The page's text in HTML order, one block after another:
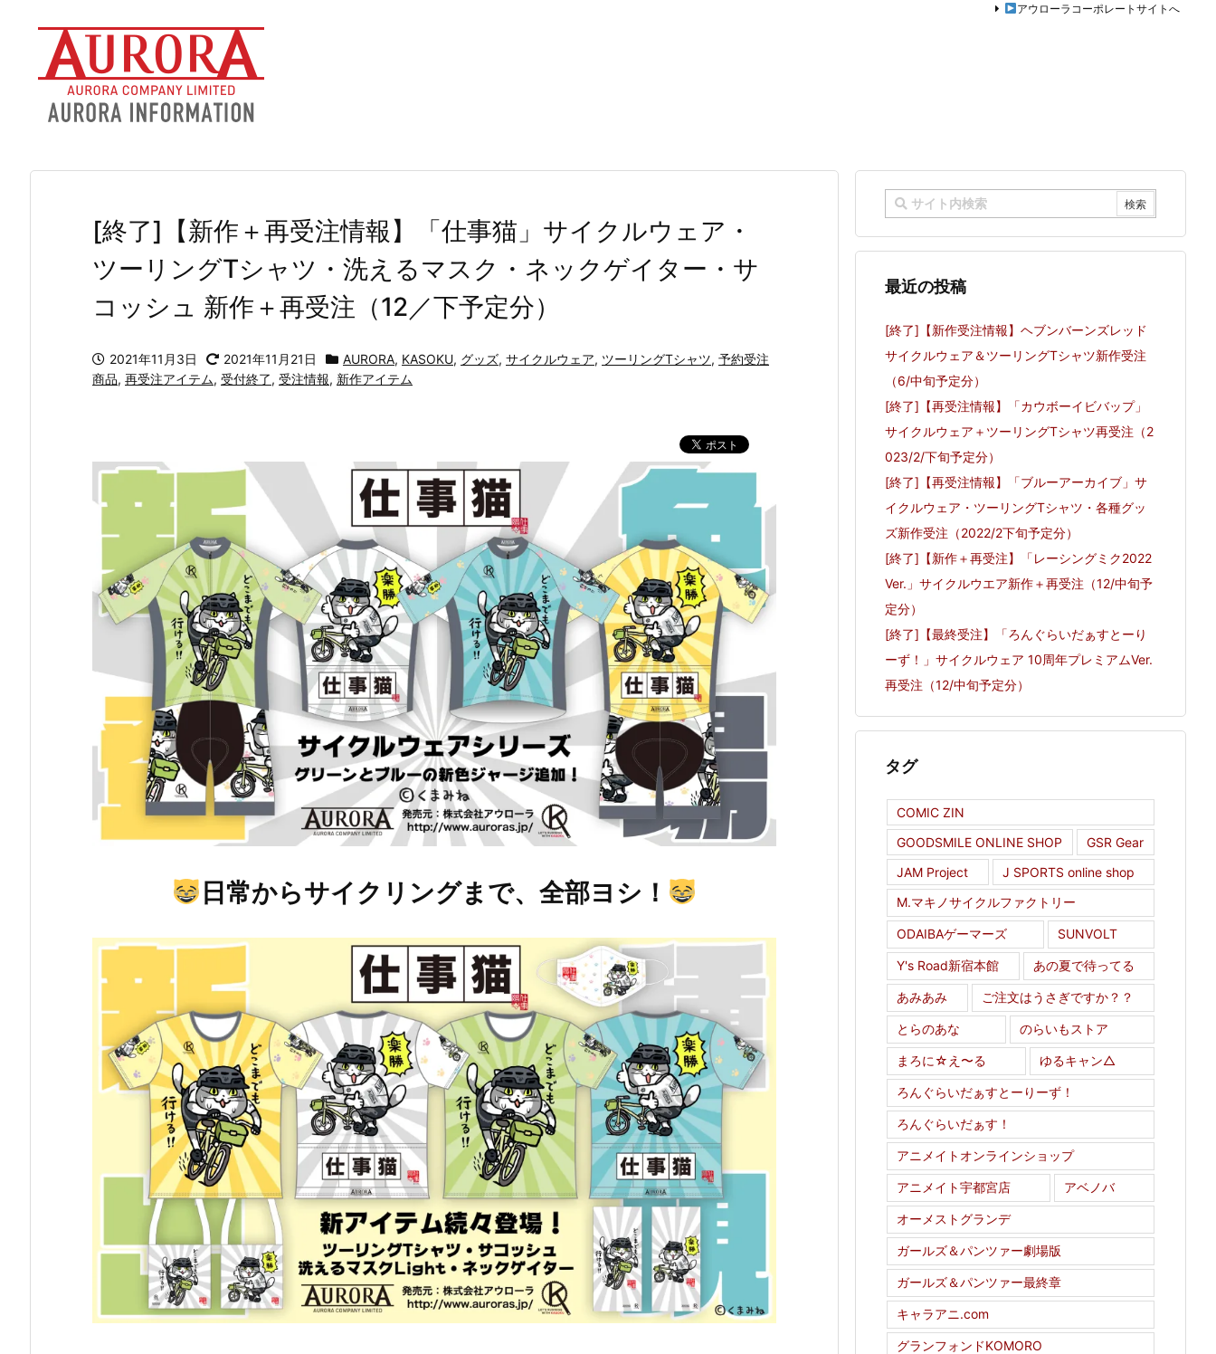
アウローラコーポレートサイトへ
[終了]【新作＋再受注情報】「仕事猫」サイクルウェア・
ツーリングTシャツ・洗えるマスク・ネックゲイター・サ
コッシュ 新作＋再受注（12／下予定分）
2021年11月3日 2021年11月21日 AURORA, KASOKU, グッズ, サイクルウェア, ツーリングTシャツ, 予約受注
商品, 再受注アイテム, 受付終了, 受注情報, 新作アイテム
日常からサイクリングまで、全部ヨシ！
最近の投稿
[終了]【新作受注情報】ヘブンバーンズレッド
サイクルウェア＆ツーリングTシャツ新作受注
（6/中旬予定分）
[終了]【再受注情報】「カウボーイビバップ」
サイクルウェア＋ツーリングTシャツ再受注（2
023/2/下旬予定分）
[終了]【再受注情報】「ブルーアーカイブ」サ
イクルウェア・ツーリングTシャツ・各種グッ
ズ新作受注（2022/2下旬予定分）
[終了]【新作＋再受注】「レーシングミク2022
Ver.」サイクルウエア新作＋再受注（12/中旬予
定分）
[終了]【最終受注】「ろんぐらいだぁすとーり
ーず！」サイクルウェア 10周年プレミアムVer.
再受注（12/中旬予定分）
タグ
COMIC ZIN
GOODSMILE ONLINE SHOP
GSR Gear
JAM Project
J SPORTS online shop
M.マキノサイクルファクトリー
ODAIBAゲーマーズ SUNVOLT
Y's Road新宿本館 あの夏で待ってる
あみあみ ご注文はうさぎですか？？
とらのあな のらいもストア
まろに☆え〜る ゆるキャン△
ろんぐらいだぁすとーりーず！
ろんぐらいだぁす！
アニメイトオンラインショップ
アニメイト宇都宮店 アベノバ
オーメストグランデ
ガールズ＆パンツァー劇場版
ガールズ＆パンツァー最終章
キャラアニ.com
グランフォンドKOMORO